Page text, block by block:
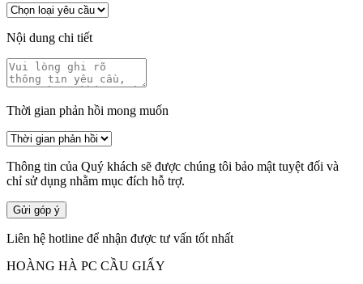
Nội dung chi tiết
Thời gian phản hồi mong muốn
Thông tin của Quý khách sẽ được chúng tôi bảo mật tuyệt đối và
chỉ sử dụng nhằm mục đích hỗ trợ.
Gửi góp ý
Liên hệ hotline để nhận được tư vấn tốt nhất
HOÀNG HÀ PC CẦU GIẤY